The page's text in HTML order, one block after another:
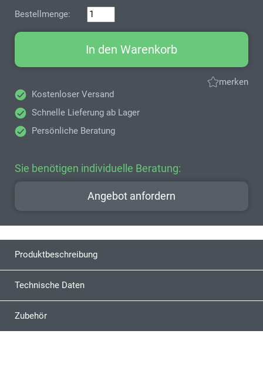
Bestellmenge:
In den Warenkorb
merken
Kostenloser Versand
Schnelle Lieferung ab Lager
Persönliche Beratung
Sie benötigen individuelle Beratung:
Angebot anfordern
Produktbeschreibung
Technische Daten
Zubehör